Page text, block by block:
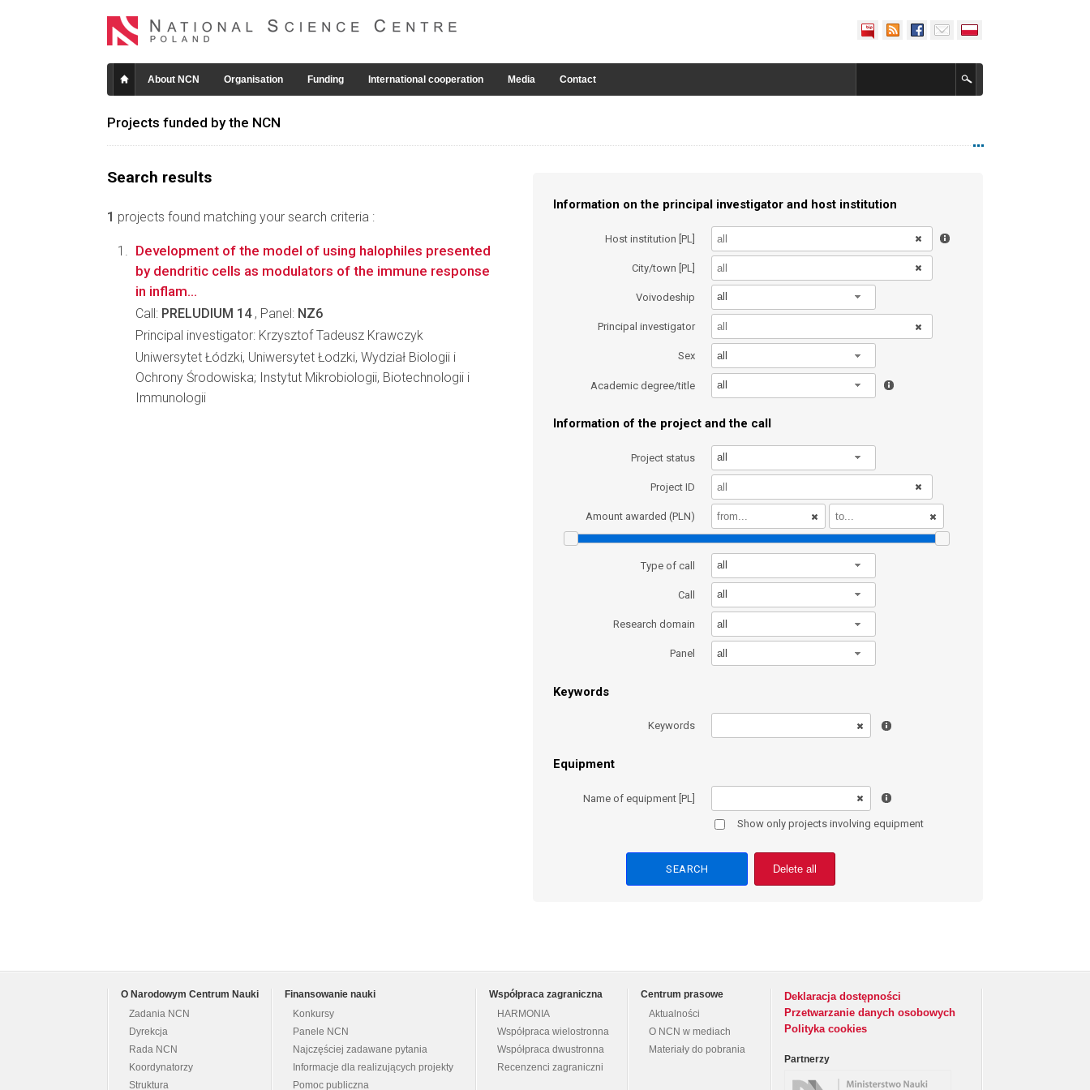
About NCN Organisation Funding International cooperation Media Contact
Projects funded by the NCN
Search results
1 projects found matching your search criteria :
Information on the principal investigator and host institution
Host institution [PL]
City/town [PL]
Voivodeship all
Principal investigator
Sex all
Academic degree/title all
Information of the project and the call
Project status all
Project ID
Amount awarded (PLN)
Type of call all
Call all
Research domain all
Panel all
Keywords
Keywords
Equipment
Name of equipment [PL]
Show only projects involving equipment
Delete all
Development of the model of using halophiles presented
by dendritic cells as modulators of the immune response
in inflam...
Call: PRELUDIUM 14, Panel: NZ6
Principal investigator: Krzysztof Tadeusz Krawczyk
Uniwersytet Łódzki, Uniwersytet Łodzki, Wydział Biologii i
Ochrony Środowiska; Instytut Mikrobiologii, Biotechnologii i
Immunologii
O Narodowym Centrum Nauki
Zadania NCN
Dyrekcja
Rada NCN
Koordynatorzy
Struktura
Finansowanie nauki
Konkursy
Panele NCN
Najczęściej zadawane pytania
Informacje dla realizujących projekty
Pomoc publiczna
Współpraca zagraniczna
HARMONIA
Współpraca wielostronna
Współpraca dwustronna
Recenzenci zagraniczni
Centrum prasowe
Aktualności
O NCN w mediach
Materiały do pobrania
Deklaracja dostępności
Przetwarzanie danych osobowych
Polityka cookies
Partnerzy